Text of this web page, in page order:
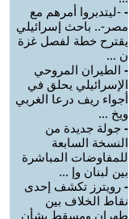
- -ليتدبروا أمرهم مع
مصر-.. باحث إسرائيلي
يقترح خطة لفصل غزة
ن ...
- الطيران المروحي
الإسرائيلي يحلق في
أجواء ريف درعا الغربي
ويخ ...
- جولة جديدة من
النسخة السابعة
للمفاوضات المباشرة
بين لبنان وإ ...
- رويترز تكشف إحدى
نقاط الخلاف بين
طهران ومسقط بشأن